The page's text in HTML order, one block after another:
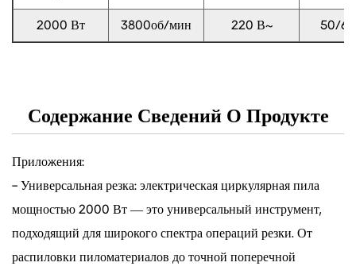
2000 Вт 3800об/мин 220 В~ 50/
Содержание Сведений О Продукте
Приложения:
- Универсальная резка: электрическая циркулярная пила
мощностью 2000 Вт — это универсальный инструмент,
подходящий для широкого спектра операций резки. От
распиловки пиломатериалов до точной поперечной